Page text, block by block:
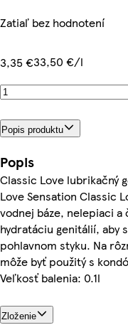
Zatiaľ bez hodnotení
3,35 €33,50 €/l
Popis produktu
Popis
Classic Love lubrikačný
Love Sensation Classic
vodnej báze, nelepiaci
hydratáciu genitálií, aby
pohlavnom styku. Na
môže byť použitý s
Veľkosť balenia: 0.1l
Zloženie